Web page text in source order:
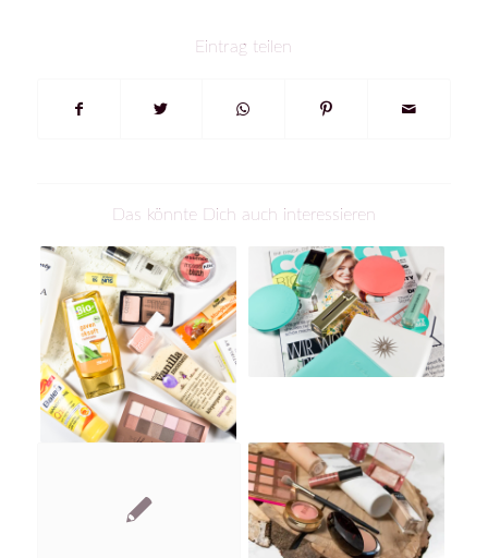
Eintrag teilen
Das könnte Dich auch interessieren